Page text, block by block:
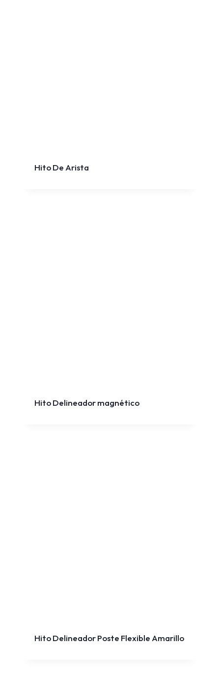
Hito De Arista
Hito Delineador magnético
Hito Delineador Poste Flexible Amarillo